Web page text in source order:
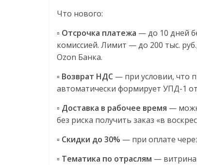
торговле,
для
Commerce,
ритейле,
логистике,
соцсетях.
Нам
как
знать
Что нового:
▫️ Отсрочка платежа — до 10 дней
комиссией. Лимит — до 200 тыс.
Ozon Банка.
▫️ Возврат НДС — при условии, что
автоматически формирует УПД-1
▫️ Доставка в рабочее время —
без риска получить заказ «в
▫️ Скидки до 30% — при оплате
▫️ Тематика по отраслям — витрина